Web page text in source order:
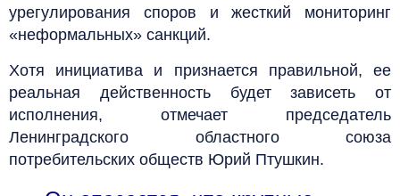
урегулирования споров и жесткий мониторинг
«неформальных» санкций.
Хотя инициатива и признается правильной, ее
реальная действенность будет зависеть от
исполнения, отмечает председатель
Ленинградского областного союза
потребительских обществ Юрий Птушкин.